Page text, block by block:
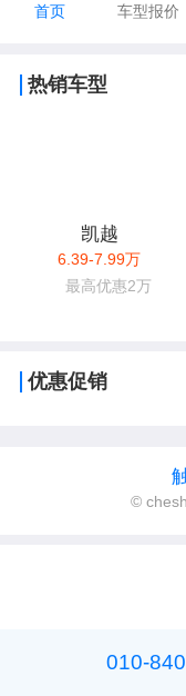
首页 车型报价
热销车型
凯越
6.39-7.99万
最高优惠2万
优惠促销
©
010-